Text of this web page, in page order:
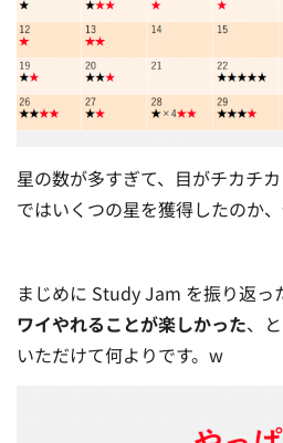
星の数が多すぎて、目がチカチ
ではいくつの星を獲得したのか
まじめに Study Jam を振り返っ
ワイやれることが楽しかった、
いただけて何よりです。w